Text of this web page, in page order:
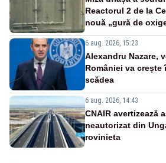
Reactorul 2 de la
nouă „gură de
6 aug. 2026, 15:23
Alexandru Nazare,
României va crește
scădea
6 aug. 2026, 14:43
CNAIR avertizează
neautorizat din
rovinieta